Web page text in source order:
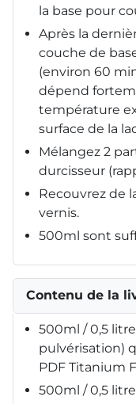
la base pour
Après la
couche de
(environ 60
dépend
température
surface de la
Mélangez 2
durcisseur
Recouvrez de
vernis.
500ml sont
Contenu de la
500ml / 0,5
pulvérisation)
PDF Titanium
500ml / 0,5